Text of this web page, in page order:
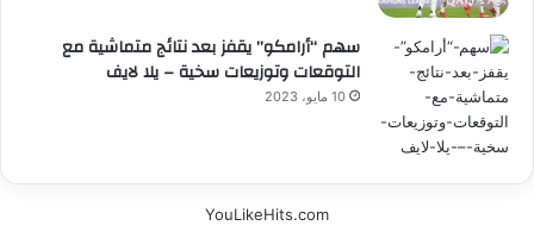
سهم “أرامكو” يقفز بعد نتائج متماشية مع
التوقعات وتوزيعات سخية – يلا لايف
10 مايو، 2023
YouLikeHits.com